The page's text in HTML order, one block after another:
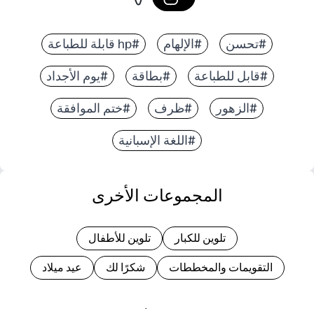
#تحسن #الإلهام #hp قابلة للطباعة
#قابل للطباعة #بطاقة #يوم الأجداد
#الزهور #ظرف #ختم الموافقة
#اللغة الإسبانية
المجموعات الأخرى
تلوين للكبار تلوين للأطفال
التقويمات والمخططات شكرًا لك عيد ميلاد